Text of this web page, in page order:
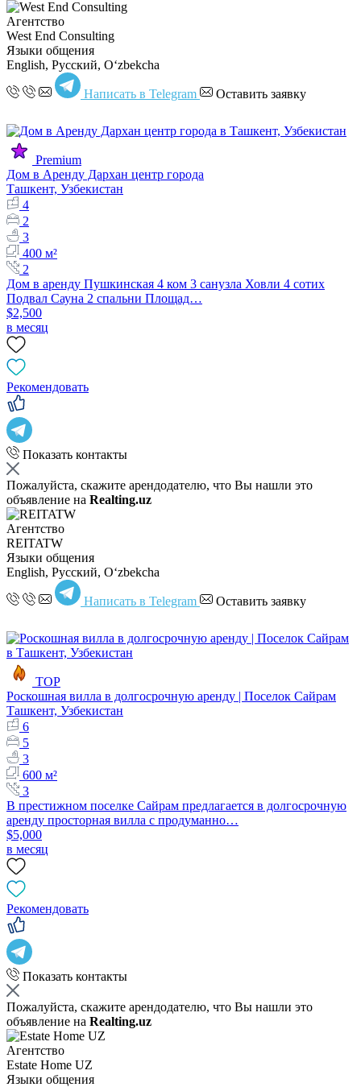
Агентство
West End Consulting
Языки общения
English, Русский, Oʻzbekcha
Написать в Telegram Оставить заявку
Premium
Дом в Аренду Дархан центр города
Ташкент, Узбекистан
4
2
3
400 м²
2
Дом в аренду Пушкинская 4 ком 3 санузла Ховли 4 сотих
Подвал Сауна 2 спальни Площад…
$2,500
в месяц
Рекомендовать
Показать контакты
Пожалуйста, скажите арендодателю, что Вы нашли это
объявление на Realting.uz
Агентство
REITATW
Языки общения
English, Русский, Oʻzbekcha
Написать в Telegram Оставить заявку
TOP
Роскошная вилла в долгосрочную аренду | Поселок Сайрам
Ташкент, Узбекистан
6
5
3
600 м²
3
В престижном поселке Сайрам предлагается в долгосрочную
аренду просторная вилла с продуманно…
$5,000
в месяц
Рекомендовать
Показать контакты
Пожалуйста, скажите арендодателю, что Вы нашли это
объявление на Realting.uz
Агентство
Estate Home UZ
Языки общения